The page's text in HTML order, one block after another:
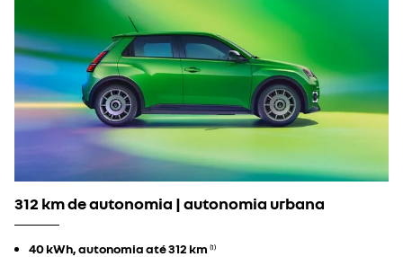
312 km de autonomia | autonomia urbana
40 kWh, autonomia até 312 km (1)